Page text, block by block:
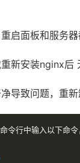
启面板和服务
新安装nginx后
导致问题，重
令行中输入以下命令